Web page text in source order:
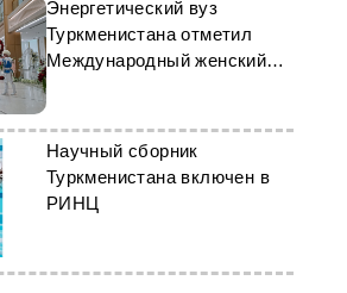
Энергетический вуз
Туркменистана отметил
Международный женский
день
Научный сборник
Туркменистана включен в
РИНЦ